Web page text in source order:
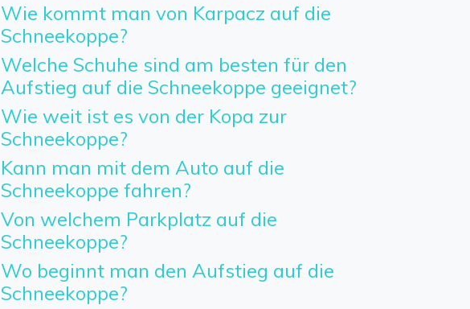
Wie kommt man von Karpacz auf die
Schneekoppe?
Welche Schuhe sind am besten für den
Aufstieg auf die Schneekoppe geeignet?
Wie weit ist es von der Kopa zur
Schneekoppe?
Kann man mit dem Auto auf die
Schneekoppe fahren?
Von welchem Parkplatz auf die
Schneekoppe?
Wo beginnt man den Aufstieg auf die
Schneekoppe?